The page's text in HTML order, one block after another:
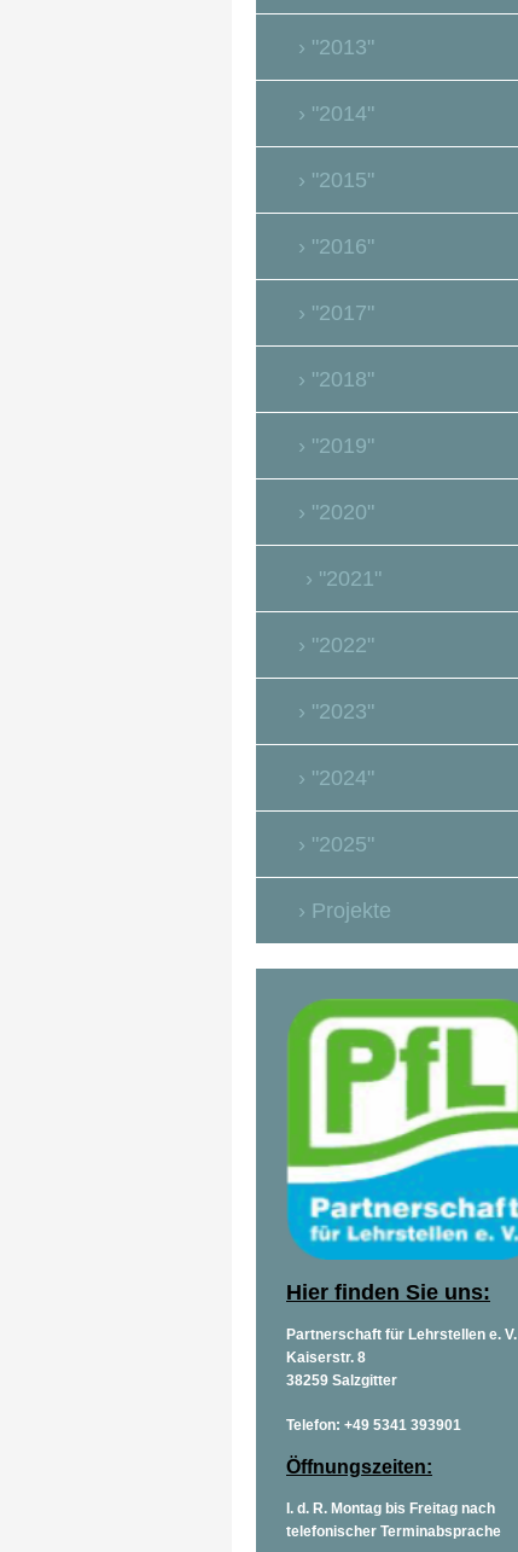
"2013"
"2014"
"2015"
"2016"
"2017"
"2018"
"2019"
"2020"
"2021"
"2022"
"2023"
"2024"
"2025"
Projekte
Hier finden Sie uns:
Partnerschaft für Lehrstellen e. V.
Kaiserstr. 8
38259 Salzgitter
Telefon: +49 5341 393901
Öffnungszeiten:
I. d. R. Montag bis Freitag nach
telefonischer Terminabsprache